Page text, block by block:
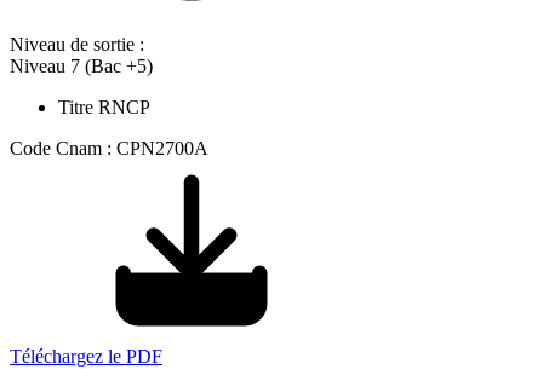
Niveau de sortie :
Niveau 7 (Bac +5)
Titre RNCP
Code Cnam : CPN2700A
Téléchargez le PDF